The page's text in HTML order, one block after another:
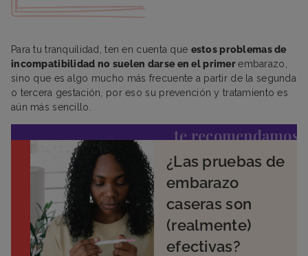
Para tu tranquilidad, ten en cuenta que estos problemas de
incompatibilidad no suelen darse en el primerembarazo,
sino que es algo mucho más frecuente a partir de la segunda
o tercera gestación, por eso su prevención y tratamiento es
aún más sencillo.
te recomendamos
¿Las pruebas de
embarazo
caseras son
(realmente)
efectivas?